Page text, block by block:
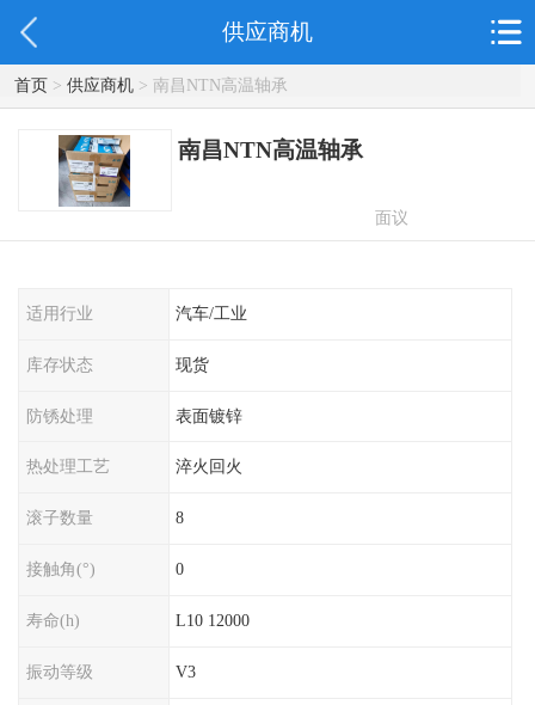
供应商机
首页> 供应商机> 南昌NTN高温轴承
南昌NTN高温轴承
面议
适用行业 汽车/工业
库存状态 现货
防锈处理 表面镀锌
热处理工艺 淬火回火
滚子数量 8
接触角(°) 0
寿命(h) L10 12000
振动等级 V3